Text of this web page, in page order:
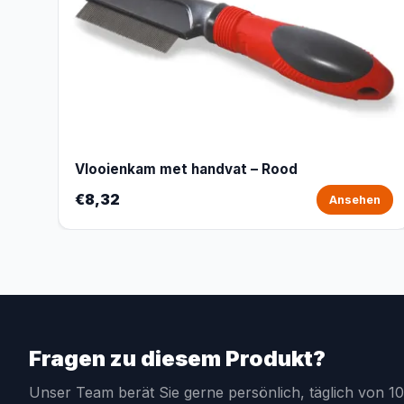
Vlooienkam met handvat – Rood
€8,32 Ansehen
Fragen zu diesem Produkt?
Unser Team berät Sie gerne persönlich, täglich von